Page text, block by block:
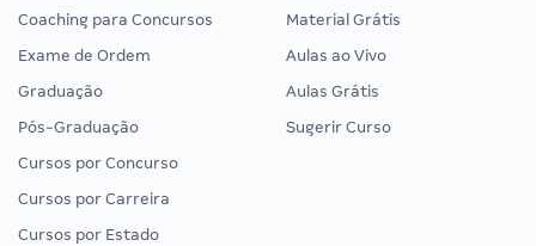
Coaching para Concursos
Exame de Ordem
Graduação
Pós-Graduação
Cursos por Concurso
Cursos por Carreira
Cursos por Estado
Material Grátis
Aulas ao Vivo
Aulas Grátis
Sugerir Curso